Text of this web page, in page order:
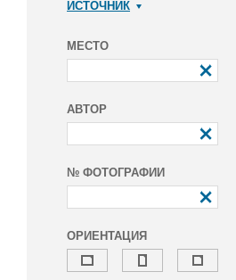
ИСТОЧНИК
МЕСТО
АВТОР
№ ФОТОГРАФИИ
ОРИЕНТАЦИЯ